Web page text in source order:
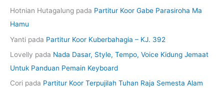
Hotnian Hutagalung pada Partitur Koor Gabe Parasiroha Ma
Hamu
Yanti pada Partitur Koor Kuberbahagia – KJ. 392
Lovelly pada Nada Dasar, Style, Tempo, Voice Kidung Jemaat
Untuk Panduan Pemain Keyboard
Cori pada Partitur Koor Terpujilah Tuhan Raja Semesta Alam